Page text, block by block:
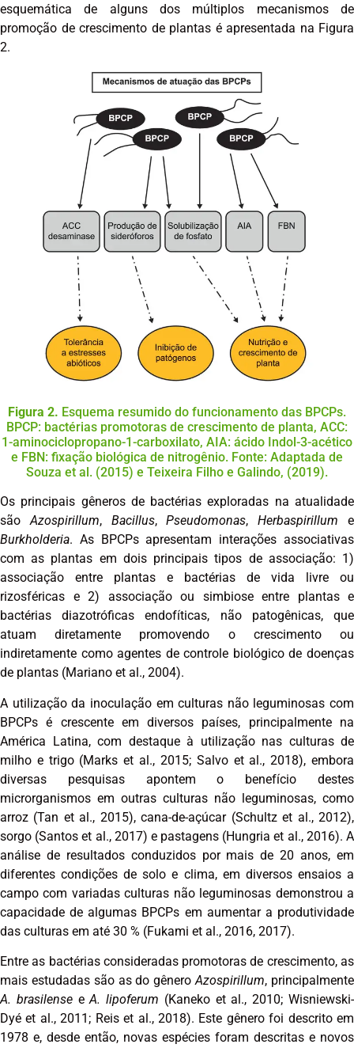
esquemática de alguns dos múltiplos mecanismos de
promoção de crescimento de plantas é apresentada na Figura
2.
Figura 2. Esquema resumido do funcionamento das BPCPs.
BPCP: bactérias promotoras de crescimento de planta, ACC:
1-aminociclopropano-1-carboxilato, AIA: ácido Indol-3-acético
e FBN: fixação biológica de nitrogênio. Fonte: Adaptada de
Souza et al. (2015) e Teixeira Filho e Galindo, (2019).
Os principais gêneros de bactérias exploradas na atualidade
sãoAzospirillum, Bacillus,Pseudomonas,Herbaspirillum e
Burkholderia. As BPCPs apresentam interações associativas
com as plantas em dois principais tipos de associação: 1)
associação entre plantas e bactérias de vida livre ou
rizosféricas e 2) associação ou simbiose entre plantas e
bactérias diazotróficas endofíticas, não patogênicas, que
atuam diretamente promovendo o crescimento ou
indiretamente como agentes de controle biológico de doenças
de plantas (Mariano et al., 2004).
A utilização da inoculação em culturas não leguminosas com
BPCPs é crescente em diversos países, principalmente na
América Latina, com destaque à utilização nas culturas de
milho e trigo (Marks et al., 2015; Salvo et al., 2018), embora
diversas pesquisas apontem o benefício destes
microrganismos em outras culturas não leguminosas, como
arroz (Tan et al., 2015), cana-de-açúcar (Schultz et al., 2012),
sorgo (Santos et al., 2017) e pastagens (Hungria et al., 2016). A
análise de resultados conduzidos por mais de 20 anos, em
diferentes condições de solo e clima, em diversos ensaios a
campo com variadas culturas não leguminosas demonstrou a
capacidade de algumas BPCPs em aumentar a produtividade
das culturas em até 30 % (Fukami et al., 2016, 2017).
Entre as bactérias consideradas promotoras de crescimento, as
mais estudadas são as do gêneroAzospirillum, principalmente
A. brasilenseeA. lipoferum (Kaneko et al., 2010; Wisniewski-
Dyé et al., 2011; Reis et al., 2018). Este gênero foi descrito em
1978 e, desde então, novas espécies foram descritas e novos